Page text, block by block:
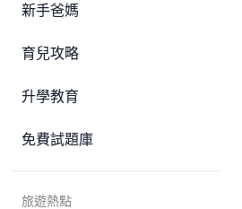
新手爸媽
育兒攻略
升學教育
免費試題庫
旅遊熱點